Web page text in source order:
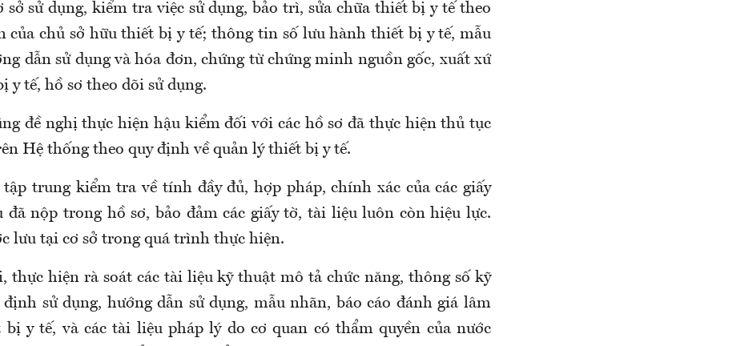
sử dụng, kiểm tra việc sử dụng, bảo trì, sửa chữa thiết bị y tế theo
của chủ sở hữu thiết bị y tế; thông tin số lưu hành thiết bị y tế, mẫu
dẫn sử dụng và hóa đơn, chứng từ chứng minh nguồn gốc, xuất xứ
y tế, hồ sơ theo dõi sử dụng.
đề nghị thực hiện hậu kiểm đối với các hồ sơ đã thực hiện thủ tục
Hệ thống theo quy định về quản lý thiết bị y tế.
tập trung kiểmtra về tính đầy đủ, hợp pháp, chính xác của các giấy
đã nộp trong hồ sơ, bảo đảm các giấy tờ, tài liệu luôn còn hiệu lực.
lưu tại cơ sở trong quá trình thực hiện.
thực hiện rà soát các tài liệu kỹ thuật mô tả chức năng, thông số kỹ
sử dụng, hướng dẫn sử dụng, mẫu nhãn, báo cáo đánh giá lâm
bị y tế, và các tài liệu pháp lý do cơ quan có thẩm quyền của nước